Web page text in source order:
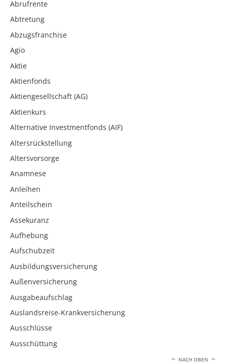
Abrufrente
Abtretung
Abzugsfranchise
Agio
Aktie
Aktienfonds
Aktiengesellschaft (AG)
Aktienkurs
Alternative Investmentfonds (AIF)
Altersrückstellung
Altersvorsorge
Anamnese
Anleihen
Anteilschein
Assekuranz
Aufhebung
Aufschubzeit
Ausbildungsversicherung
Außenversicherung
Ausgabeaufschlag
Auslandsreise-Krankversicherung
Ausschlüsse
Ausschüttung
NACH OBEN